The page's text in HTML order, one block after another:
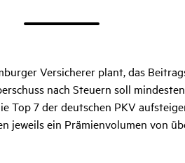
Versicherer plant, das
nach Steuern soll
7 der deutschen PKV
jeweils ein Prämienvolumen von